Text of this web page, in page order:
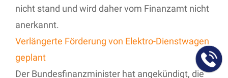
nicht stand und wird daher vom Finanzamt nicht
anerkannt.
Verlängerte Förderung von Elektro-Dienstwagen
geplant
Der Bundesfinanzminister hat angekündigt, die